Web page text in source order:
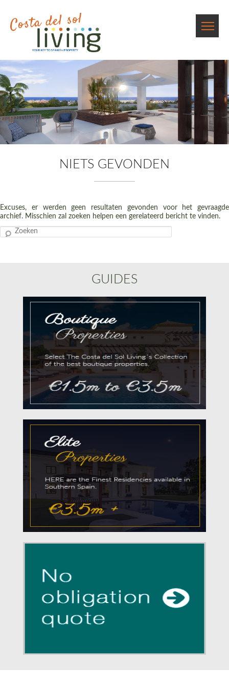
NIETS GEVONDEN
Excuses, er werden geen resultaten gevonden voor het gevraagde
archief. Misschien zal zoeken helpen een gerelateerd bericht te vinden.
Zoeken
GUIDES